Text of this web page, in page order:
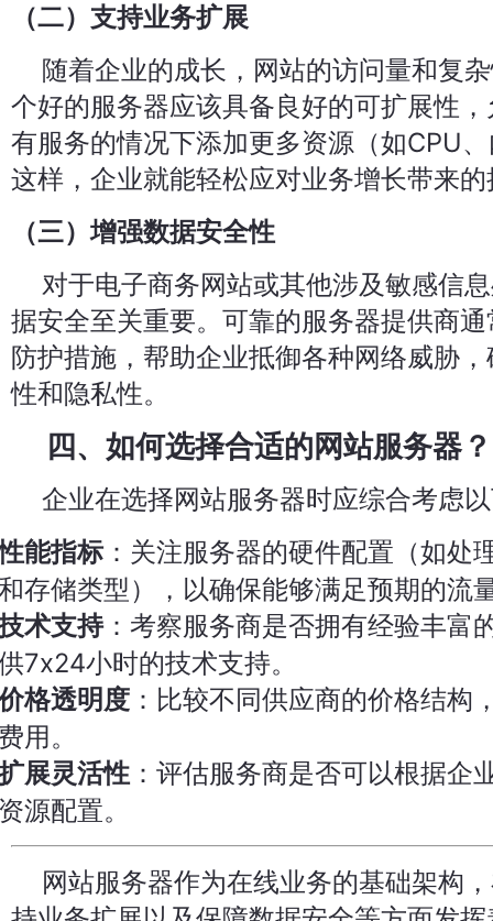
（二）支持业务扩展
随着企业的成长，网站的访问量和复
个好的服务器应该具备良好的可扩展性
有服务的情况下添加更多资源（如CPU
这样，企业就能轻松应对业务增长带来
（三）增强数据安全性
对于电子商务网站或其他涉及敏感信
据安全至关重要。可靠的服务器提供商
防护措施，帮助企业抵御各种网络威胁
性和隐私性。
四、如何选择合适的网站服务器？
企业在选择网站服务器时应综合考虑
能指标：关注服务器的硬件配置（如处
存储类型），以确保能够满足预期的流
术支持：考察服务商是否拥有经验丰富
7x24小时的技术支持。
格透明度 ：比较不同供应商的价格结构
用。
展灵活性 ：评估服务商是否可以根据企
源配置。
网站服务器作为在线业务的基础架构